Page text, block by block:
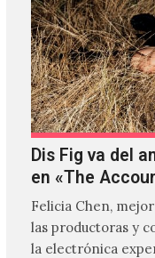
Dis Fig va del
en «The
Felicia Chen,
las productoras y
la electrónica